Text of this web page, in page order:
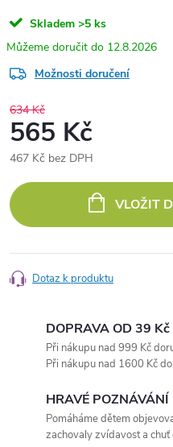
Skladem >5 ks
12.8.2026
Možnosti doručení
634 Kč
565 Kč
467 Kč bez DPH
cena:
VLOŽIT
Dotaz k produktu
DOPRAVA OD 39 Kč
Při nákupu nad 999 Kč
Při nákupu nad 1600 Kč
HRAVÉ POZNÁVÁNÍ
Pomáháme dětem
zachovaly zvídavost a